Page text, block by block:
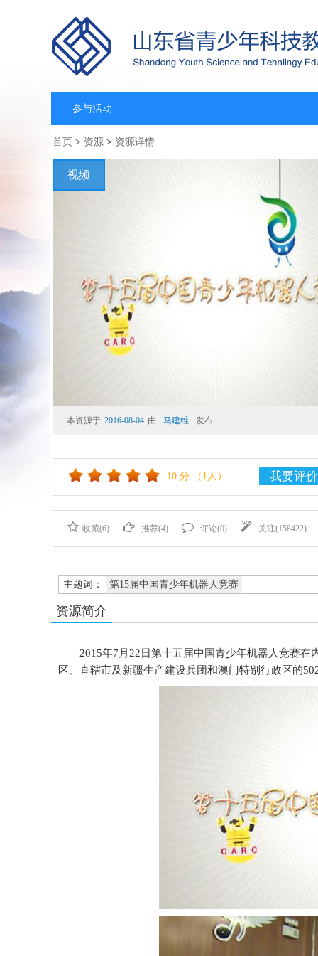
参与活动
首页 > 资源 > 资源详情
本资源于 2016-08-04 由 马建维 发布
视频
10 分 （1人） 我要评价
收藏(6) 推荐(4) 评论(0) 关注(158422)
主题词： 第15届中国青少年机器人竞赛
资源简介
2015年7月22日第十五届中国青少年机器人竞赛在
区、直辖市及新疆生产建设兵团和澳门特别行政区的